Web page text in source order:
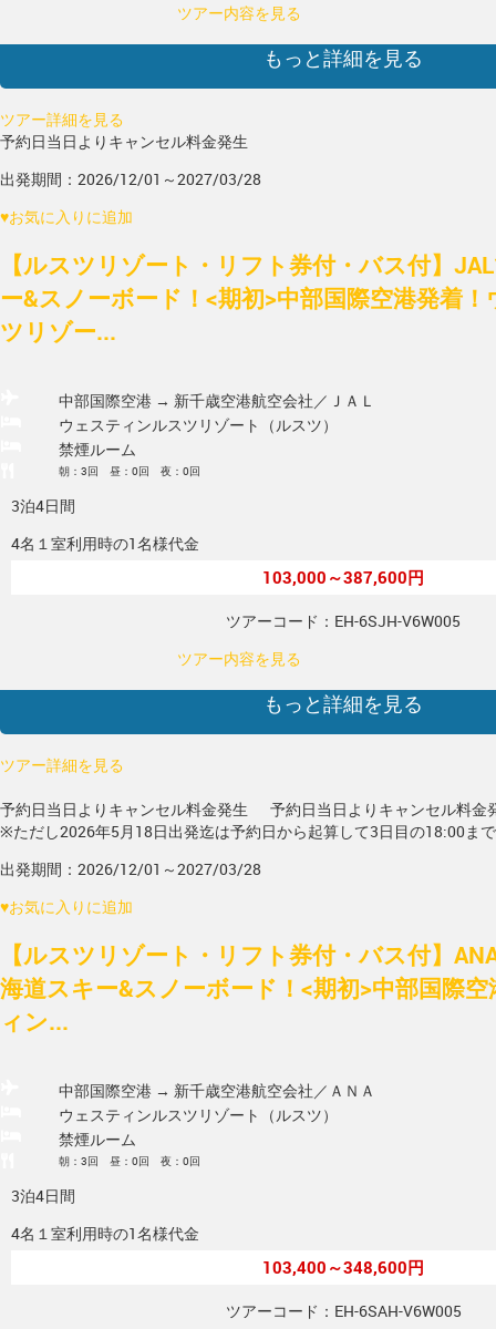
ツアー内容を見る
もっと詳細を見る
ツアー詳細を見る
予約日当日よりキャンセル料金発生
出発期間：2026/12/01～2027/03/28
♥お気に入りに追加
【ルスツリゾート・リフト券付・バス付】
ー&スノーボード！<期初>中部国際空港発着
ツリゾー...
中部国際空港 → 新千歳空港航空会社／ＪＡＬ
ウェスティンルスツリゾート（ルスツ）
禁煙ルーム
朝：3回 昼：0回 夜：0回
3泊4日間
4名１室利用時の1名様代金
103,000～387,600円
ツアーコード：EH-6SJH-V6W005
ツアー内容を見る
もっと詳細を見る
ツアー詳細を見る
予約日当日よりキャンセル料金発生
予約日当日よりキャンセル料金
※ただし2026年5月18日出発迄は予約日から起算して3日目の18:00ま
出発期間：2026/12/01～2027/03/28
♥お気に入りに追加
【ルスツリゾート・リフト券付・バス付】
海道スキー&スノーボード！<期初>中部国際
ィン...
中部国際空港 → 新千歳空港航空会社／ＡＮＡ
ウェスティンルスツリゾート（ルスツ）
禁煙ルーム
朝：3回 昼：0回 夜：0回
3泊4日間
4名１室利用時の1名様代金
103,400～348,600円
ツアーコード：EH-6SAH-V6W005